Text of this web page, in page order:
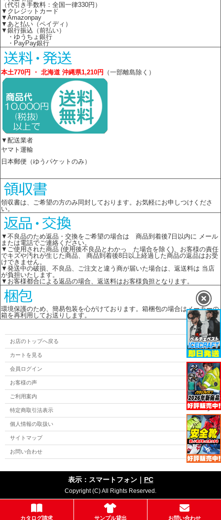
（代引き手数料：全国一律330円）
▼クレジットカード
▼Amazonpay
▼あと払い（ペイディ）
▼銀行振込（前払い）
・ゆうちょ銀行
・PayPay銀行
本土770円 ・ 北海道 沖縄県1,210円 （一部離島除く）
▼配送業者
ヤマト運輸
日本郵便（ゆうパケットのみ）
領収書は、ご希望の方のみ同封しております。お気軽にお申しつけくださ
い。
▼不良品のため返品・交換をご希望の場合は 商品到着後7日以内に メール
または電話でご連絡ください。
▼ご使用された商品 (使用後不良品とわかっ た場合を除く)、お客様の責任
でキズや汚れが生じた商品、 商品到着後8日以上経過した商品の返品はお受
けできません。
▼発送中の破損、不良品、ご注文と違う商が届いた場合は、返送料は 当店
が負担いたします。
▼お客様都合による返品の場合、返送料はお客様負担となります。
環境保護のため、簡易包装を心がけております。箱梱包の場合はメーカーの
箱を再利用してお送りします。
カタログ請求 サンプル貸出 お問い合わせ
お店のトップへ戻る
カートを見る
会員ログイン
お客様の声
ご利用案内
特定商取引法表示
個人情報の取扱い
サイトマップ
お問い合わせ
表示：スマートフォン｜ PC
Copyright (C) All Rights Reserved.